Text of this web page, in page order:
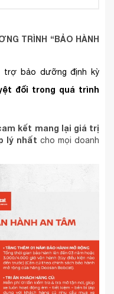
TRÌNH “BẢO HÀNH
trợ bảo dưỡng định kỳ
đối trong quá trình
kết mang lại giá trị
lý nhất cho mọi doanh